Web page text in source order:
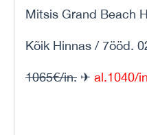
Mitsis Grand Beach
Kõik Hinnas / 7ööd.
1065€/in. ✈ al.1040/